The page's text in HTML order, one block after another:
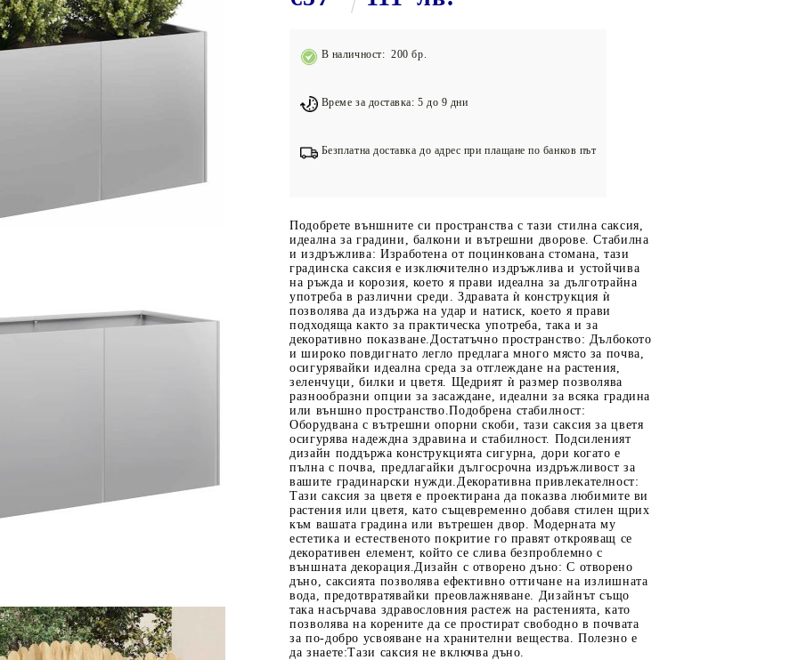
Подложки за фитнес уреди
Лостове за набиране
В наличност: 200 бр.
Време за доставка: 5 до 9 дни
Безплатна доставка до адрес при плащане по банков път
Подобрете външните си пространства с тази стилна саксия,
идеална за градини, балкони и вътрешни дворове. Стабилна
и издръжлива: Изработена от поцинкована стомана, тази
градинска саксия е изключително издръжлива и устойчива
на ръжда и корозия, което я прави идеална за дълготрайна
употреба в различни среди. Здравата ѝ конструкция ѝ
позволява да издържа на удар и натиск, което я прави
подходяща както за практическа употреба, така и за
декоративно показване.Достатъчно пространство: Дълбокото
и широко повдигнато легло предлага много място за почва,
осигурявайки идеална среда за отглеждане на растения,
зеленчуци, билки и цветя. Щедрият ѝ размер позволява
разнообразни опции за засаждане, идеални за всяка градина
или външно пространство.Подобрена стабилност:
Оборудвана с вътрешни опорни скоби, тази саксия за цветя
осигурява надеждна здравина и стабилност. Подсиленият
дизайн поддържа конструкцията сигурна, дори когато е
пълна с почва, предлагайки дългосрочна издръжливост за
вашите градинарски нужди.Декоративна привлекателност:
Тази саксия за цветя е проектирана да показва любимите ви
растения или цветя, като същевременно добавя стилен щрих
към вашата градина или вътрешен двор. Модерната му
естетика и естественото покритие го правят открояващ се
декоративен елемент, който се слива безпроблемно с
външната декорация.Дизайн с отворено дъно: С отворено
дъно, саксията позволява ефективно оттичане на излишната
вода, предотвратявайки преовлажняване. Дизайнът също
така насърчава здравословния растеж на растенията, като
позволява на корените да се простират свободно в почвата
за по-добро усвояване на хранителни вещества. Полезно е
да знаете:Тази саксия не включва дъно.